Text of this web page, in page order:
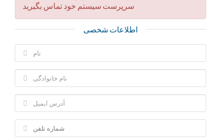
سرپرست سیستم خود تماس بگیرید
اطلاعات شخصی